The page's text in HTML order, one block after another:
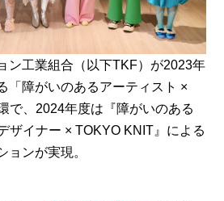
ン工業組合（以下TKF）が2023年
「障がいのあるアーティスト ×
で、2024年度は『障がいのある
ザイナー × TOKYO KNIT』による
ョンが実現。